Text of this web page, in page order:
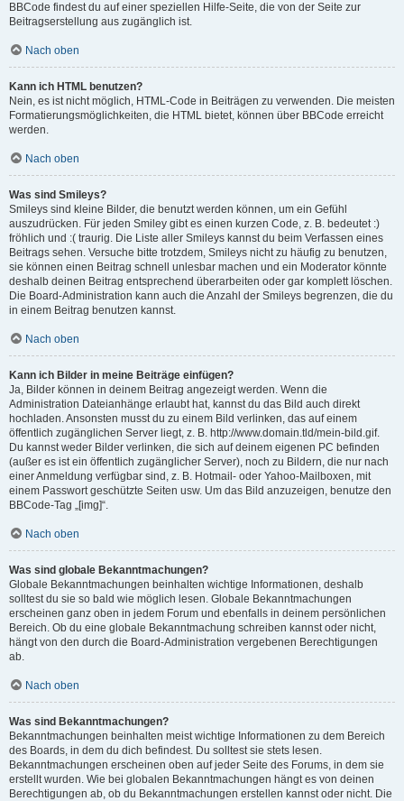
BBCode findest du auf einer speziellen Hilfe-Seite, die von der Seite zur
Beitragserstellung aus zugänglich ist.
Nach oben
Kann ich HTML benutzen?
Nein, es ist nicht möglich, HTML-Code in Beiträgen zu verwenden. Die meisten
Formatierungsmöglichkeiten, die HTML bietet, können über BBCode erreicht
werden.
Nach oben
Was sind Smileys?
Smileys sind kleine Bilder, die benutzt werden können, um ein Gefühl
auszudrücken. Für jeden Smiley gibt es einen kurzen Code, z. B. bedeutet :)
fröhlich und :( traurig. Die Liste aller Smileys kannst du beim Verfassen eines
Beitrags sehen. Versuche bitte trotzdem, Smileys nicht zu häufig zu benutzen,
sie können einen Beitrag schnell unlesbar machen und ein Moderator könnte
deshalb deinen Beitrag entsprechend überarbeiten oder gar komplett löschen.
Die Board-Administration kann auch die Anzahl der Smileys begrenzen, die du
in einem Beitrag benutzen kannst.
Nach oben
Kann ich Bilder in meine Beiträge einfügen?
Ja, Bilder können in deinem Beitrag angezeigt werden. Wenn die
Administration Dateianhänge erlaubt hat, kannst du das Bild auch direkt
hochladen. Ansonsten musst du zu einem Bild verlinken, das auf einem
öffentlich zugänglichen Server liegt, z. B. http://www.domain.tld/mein-bild.gif.
Du kannst weder Bilder verlinken, die sich auf deinem eigenen PC befinden
(außer es ist ein öffentlich zugänglicher Server), noch zu Bildern, die nur nach
einer Anmeldung verfügbar sind, z. B. Hotmail- oder Yahoo-Mailboxen, mit
einem Passwort geschützte Seiten usw. Um das Bild anzuzeigen, benutze den
BBCode-Tag „[img]“.
Nach oben
Was sind globale Bekanntmachungen?
Globale Bekanntmachungen beinhalten wichtige Informationen, deshalb
solltest du sie so bald wie möglich lesen. Globale Bekanntmachungen
erscheinen ganz oben in jedem Forum und ebenfalls in deinem persönlichen
Bereich. Ob du eine globale Bekanntmachung schreiben kannst oder nicht,
hängt von den durch die Board-Administration vergebenen Berechtigungen
ab.
Nach oben
Was sind Bekanntmachungen?
Bekanntmachungen beinhalten meist wichtige Informationen zu dem Bereich
des Boards, in dem du dich befindest. Du solltest sie stets lesen.
Bekanntmachungen erscheinen oben auf jeder Seite des Forums, in dem sie
erstellt wurden. Wie bei globalen Bekanntmachungen hängt es von deinen
Berechtigungen ab, ob du Bekanntmachungen erstellen kannst oder nicht. Die